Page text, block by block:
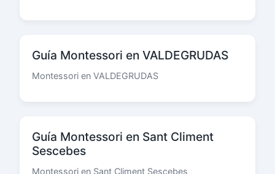
Guía Montessori en VALDEGRUDAS
Montessori en VALDEGRUDAS
Guía Montessori en Sant Climent
Sescebes
Montessori en Sant Climent Sescebes